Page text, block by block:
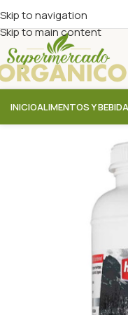
Skip to navigation
Skip to main content
INICIOALIMENTOS Y